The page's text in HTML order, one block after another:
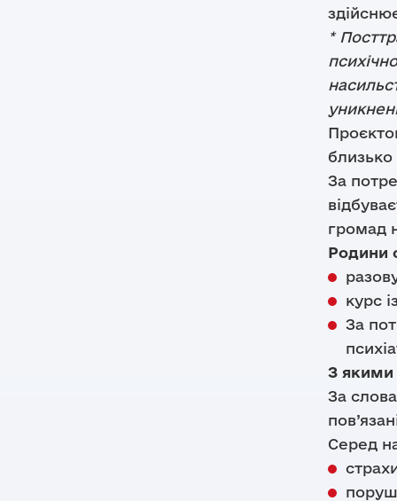
*
близько
За
громад
Родини
курс
За
З якими
За
Серед